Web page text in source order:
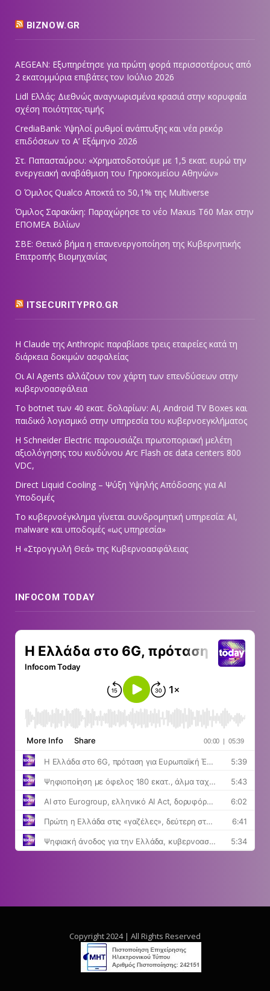
BIZNOW.GR
AEGEAN: Εξυπηρέτησε για πρώτη φορά περισσοτέρους από
2 εκατομμύρια επιβάτες τον Ιούλιο 2026
Lidl Ελλάς: Διεθνώς αναγνωρισμένα κρασιά στην κορυφαία
σχέση ποιότητας-τιμής
CrediaBank: Υψηλοί ρυθμοί ανάπτυξης και νέα ρεκόρ
επιδόσεων το Α’ Εξάμηνο 2026
Στ. Παπασταύρου: «Χρηματοδοτούμε με 1,5 εκατ. ευρώ την
ενεργειακή αναβάθμιση του Γηροκομείου Αθηνών»
Ο Όμιλος Qualco Αποκτά το 50,1% της Multiverse
Όμιλος Σαρακάκη: Παραχώρησε το νέο Maxus T60 Max στην
ΕΠΟΜΕΑ Βιλίων
ΣΒΕ: Θετικό βήμα η επανενεργοποίηση της Κυβερνητικής
Επιτροπής Βιομηχανίας
ITSECURITYPRO.GR
Η Claude της Anthropic παραβίασε τρεις εταιρείες κατά τη
διάρκεια δοκιμών ασφαλείας
Οι AI Agents αλλάζουν τον χάρτη των επενδύσεων στην
κυβερνοασφάλεια
Το botnet των 40 εκατ. δολαρίων: AI, Android TV Boxes και
παιδικό λογισμικό στην υπηρεσία του κυβερνοεγκλήματος
Η Schneider Electric παρουσιάζει πρωτοποριακή μελέτη
αξιολόγησης του κινδύνου Arc Flash σε data centers 800
VDC,
Direct Liquid Cooling – Ψύξη Υψηλής Απόδοσης για AI
Υποδομές
Το κυβερνοέγκλημα γίνεται συνδρομητική υπηρεσία: AI,
malware και υποδομές «ως υπηρεσία»
Η «Στρογγυλή Θεά» της Κυβερνοασφάλειας
INFOCOM TODAY
Copyright 2024 | All Rights Reserved